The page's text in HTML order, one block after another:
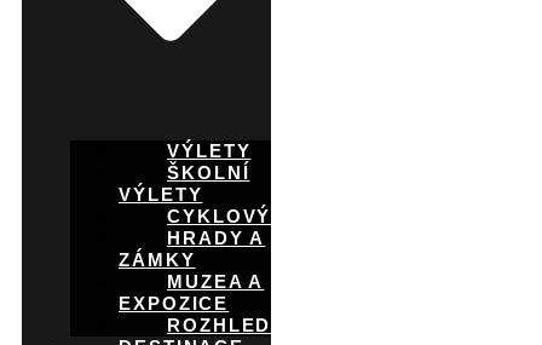
VÝLETY
ŠKOLNÍ
VÝLETY
CYKLOVÝLETY
HRADY A
ZÁMKY
MUZEA A
EXPOZICE
ROZHLEDNY